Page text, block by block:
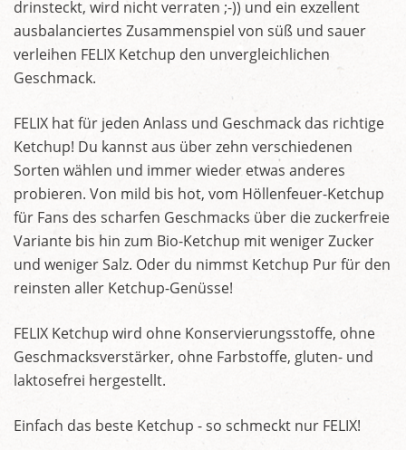
drinsteckt, wird nicht verraten ;-)) und ein exzellent
ausbalanciertes Zusammenspiel von süß und sauer
verleihen FELIX Ketchup den unvergleichlichen
Geschmack.
FELIX hat für jeden Anlass und Geschmack das richtige
Ketchup! Du kannst aus über zehn verschiedenen
Sorten wählen und immer wieder etwas anderes
probieren. Von mild bis hot, vom Höllenfeuer-Ketchup
für Fans des scharfen Geschmacks über die zuckerfreie
Variante bis hin zum Bio-Ketchup mit weniger Zucker
und weniger Salz. Oder du nimmst Ketchup Pur für den
reinsten aller Ketchup-Genüsse!
FELIX Ketchup wird ohne Konservierungsstoffe, ohne
Geschmacksverstärker, ohne Farbstoffe, gluten- und
laktosefrei hergestellt.
Einfach das beste Ketchup - so schmeckt nur FELIX!